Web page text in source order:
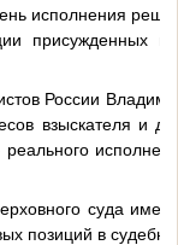
исполнения
России
взыскателя и
суда
позиций в